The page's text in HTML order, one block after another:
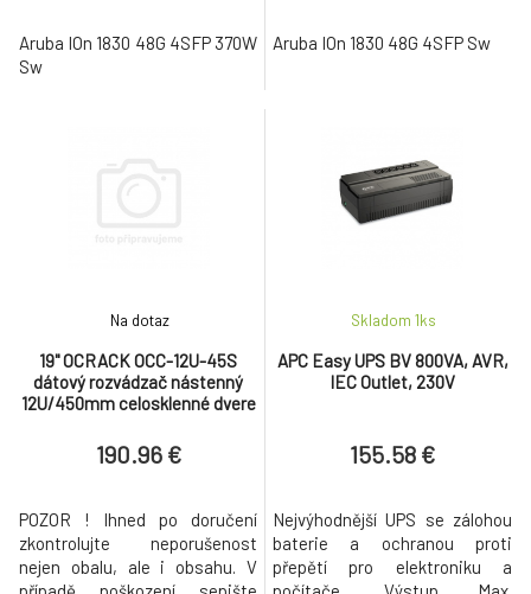
Aruba IOn 1830 48G 4SFP 370W
Sw
Aruba IOn 1830 48G 4SFP Sw
19" OCRACK OCC-12U-45S
dátový rozvádzač nástenný
12U/450mm celosklenné dvere
Na dotaz
190.96 €
POZOR ! Ihned po doručení
zkontrolujte neporušenost
nejen obalu, ale i obsahu. V
APC Easy UPS BV 800VA, AVR,
IEC Outlet, 230V
Skladom 1ks
155.58 €
Nejvýhodnější UPS se zálohou
baterie a ochranou proti
přepětí pro elektroniku a